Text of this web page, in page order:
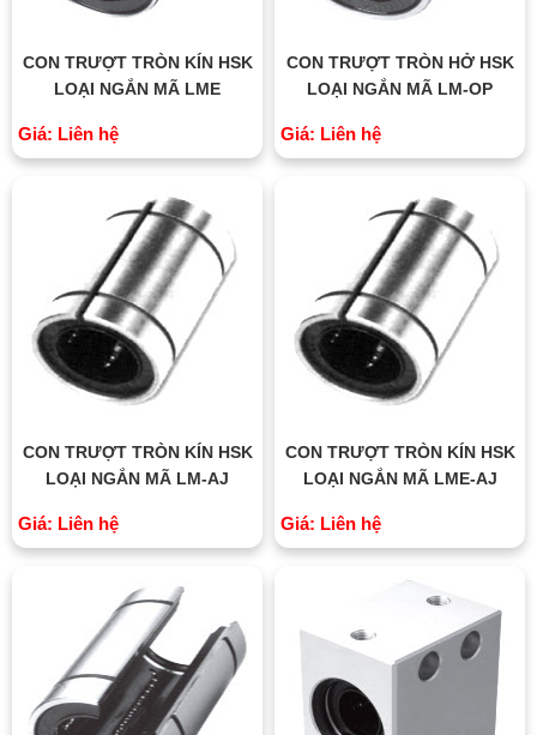
CON TRƯỢT TRÒN KÍN HSK
LOẠI NGẮN MÃ LME
Giá: Liên hệ
CON TRƯỢT TRÒN HỞ HSK
LOẠI NGẮN MÃ LM-OP
Giá: Liên hệ
CON TRƯỢT TRÒN KÍN HSK
LOẠI NGẮN MÃ LM-AJ
Giá: Liên hệ
CON TRƯỢT TRÒN KÍN HSK
LOẠI NGẮN MÃ LME-AJ
Giá: Liên hệ